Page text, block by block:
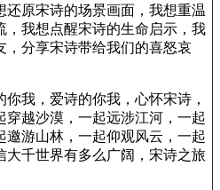
还原宋诗的场景画面，我想重温
，我想点醒宋诗的生命启示，我
，分享宋诗带给我们的喜怒哀
你我，爱诗的你我，心怀宋诗，
穿越沙漠，一起远涉江河，一起
邀游山林，一起仰观风云，一起
大千世界有多么广阔，宋诗之旅